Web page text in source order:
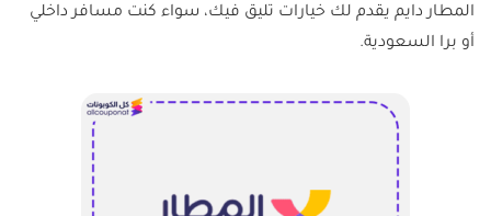
المطار دايم يقدم لك خيارات تليق فيك، سواء كنت مسافر داخلي
أو برا السعودية.